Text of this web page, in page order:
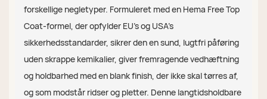
forskellige negletyper. Formuleret med en Hema Free Top
Coat-formel, der opfylder EU's og USA's
sikkerhedsstandarder, sikrer den en sund, lugtfri påføring
uden skrappe kemikalier, giver fremragende vedhæftning
og holdbarhed med en blank finish, der ikke skal tørres af,
og som modstår ridser og pletter. Denne langtidsholdbare